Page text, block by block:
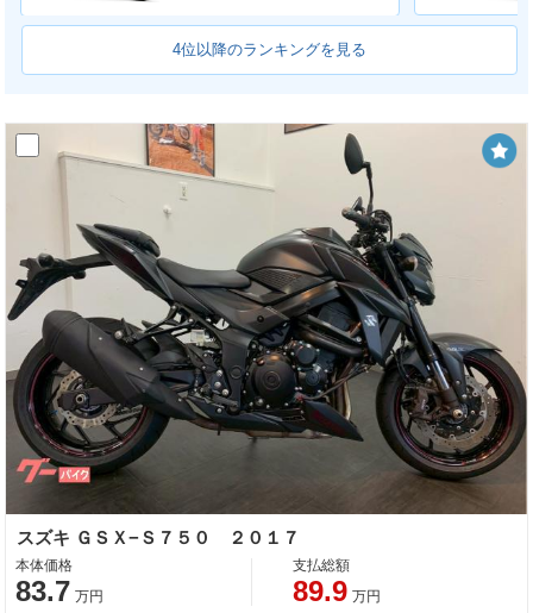
4位以降のランキングを見る
スズキ ＧＳＸ−Ｓ７５０ ２０１７
本体価格
83.7 万円
支払総額
89.9 万円